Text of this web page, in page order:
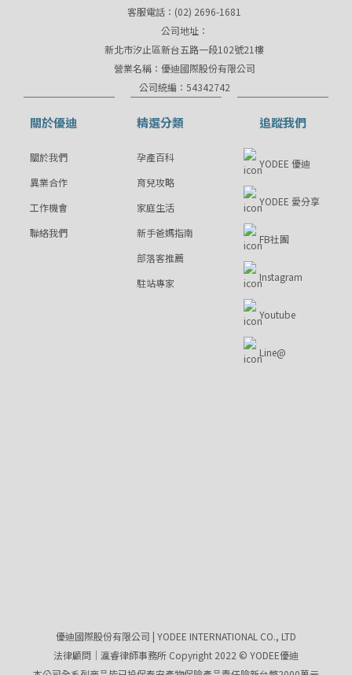
客服電話：(02) 2696-1681
公司地址：
新北市汐止區新台五路一段102號21樓
營業名稱：優迪國際股份有限公司
公司統編：54342742
關於優迪
關於我們
異業合作
工作機會
聯絡我們
精選分類
孕產百科
育兒攻略
家庭生活
新手爸媽指南
部落客推薦
駐站專家
追蹤我們
YODEE 優迪
YODEE 愛分享
FB社團
Instagram
Youtube
Line@
優迪國際股份有限公司 | YODEE INTERNATIONAL CO., LTD
法律顧問｜瀛睿律師事務所 Copyright 2022 © YODEE優迪